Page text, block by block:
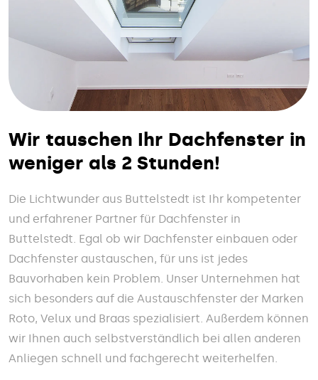
Wir tauschen Ihr Dachfenster in
weniger als 2 Stunden!
Die Lichtwunder aus Buttelstedt ist Ihr kompetenter
und erfahrener Partner für Dachfenster in
Buttelstedt. Egal ob wir Dachfenster einbauen oder
Dachfenster austauschen, für uns ist jedes
Bauvorhaben kein Problem. Unser Unternehmen hat
sich besonders auf die Austauschfenster der Marken
Roto, Velux und Braas spezialisiert. Außerdem können
wir Ihnen auch selbstverständlich bei allen anderen
Anliegen schnell und fachgerecht weiterhelfen.